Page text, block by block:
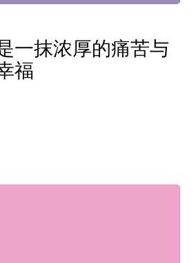
一抹浓厚的痛苦与
福